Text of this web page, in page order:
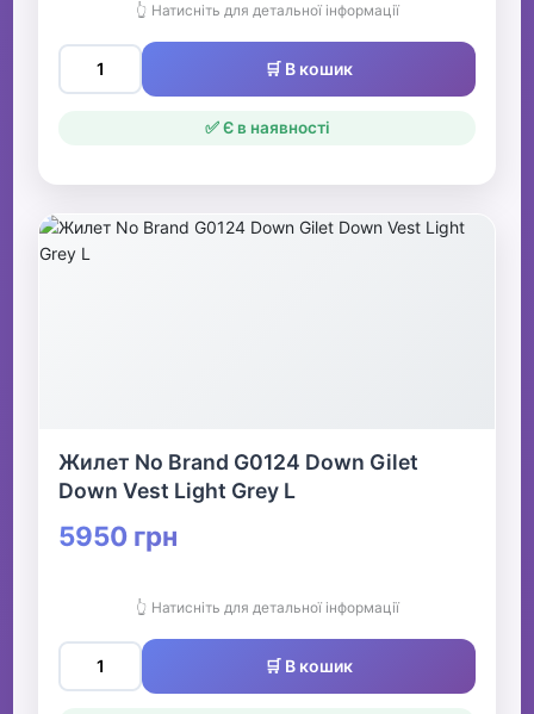
👆 Натисніть для детальної інформації
🛒 В кошик
✅ Є в наявності
Жилет No Brand G0124 Down Gilet
Down Vest Light Grey L
5950 грн
👆 Натисніть для детальної інформації
🛒 В кошик